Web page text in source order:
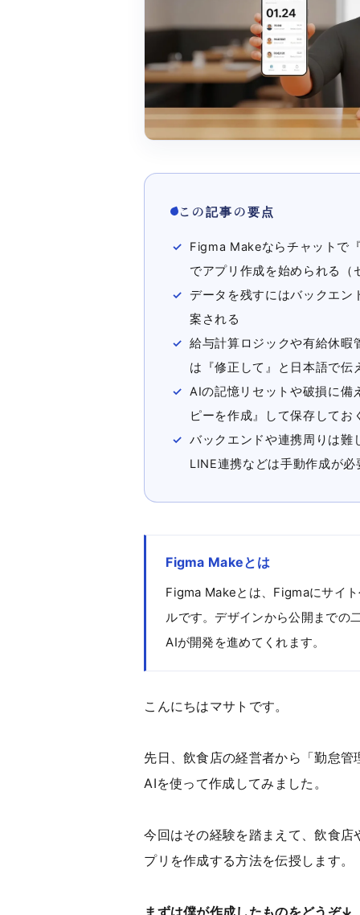
この記事の要点
Figma Makeならチャットで
でアプリ作成を始められる（
データを残すにはバックエ
案される
給与計算ロジックや有給休暇
は『修正して』と日本語で伝
AIの記憶リセットや破損に備
ピーを作成』して保存してお
バックエンドや連携周りは難
LINE連携などは手動作成が
Figma Makeとは
Figma Makeとは、Figmaにサイ
ルです。デザインから公開までの
AIが開発を進めてくれます。
こんにちはマサトです。
先日、飲食店の経営者から「勤怠
AIを使って作成してみました。
今回はその経験を踏まえて、飲食
プリを作成する方法を伝授します。